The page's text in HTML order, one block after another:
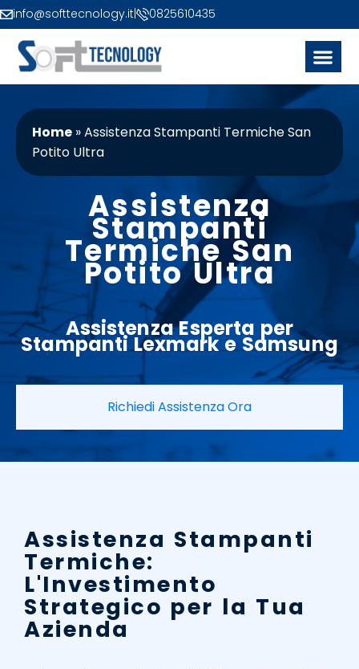
info@softtecnology.it 0825610435
Home »Assistenza Stampanti Termiche San
Potito Ultra
Assistenza
Stampanti
Termiche San
Potito Ultra
Assistenza Esperta per
StampantiLexmarkeSamsung
Richiedi Assistenza Ora
Assistenza Stampanti
Termiche:
L'Investimento
Strategico per la Tua
Azienda